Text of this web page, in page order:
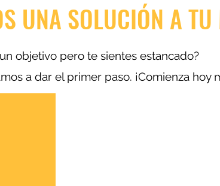
UNA SOLUCIÓN A
objetivo pero te sientes estancado?
a dar el primer paso. ¡Comienza hoy